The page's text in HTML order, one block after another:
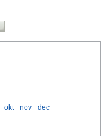
okt nov dec